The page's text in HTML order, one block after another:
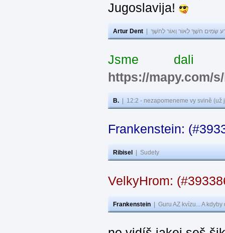
Jugoslavija!
Artur Dent שָׂמִים חֹשֶׁךְ לְאוֹר וְאוֹר לְחֹשֶׁךְ
Jsme dali
https://mapy.com/
B. 12:2 - nezapomeneme vy svině
Frankenstein:
Ribisel Sudety
VelkyHrom:
Frankenstein Guru AZ kvízu... A